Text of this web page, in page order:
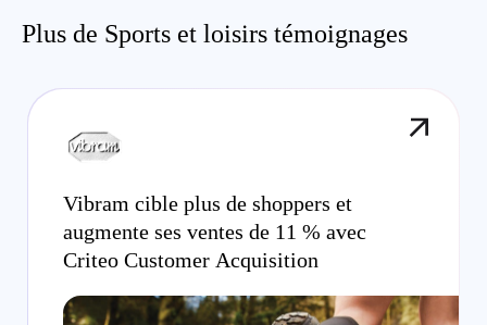
Plus de Sports et loisirs témoignages
Vibram cible plus de shoppers et
augmente ses ventes de 11 % avec
Criteo Customer Acquisition